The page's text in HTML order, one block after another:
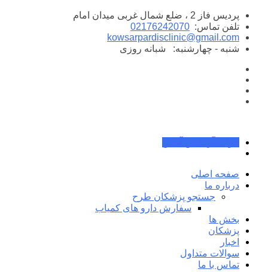
پرش
محتوا
پردیس فاز 2 ، ضلع شمال غربی میدان امام
تلفن تماس: 02176242070
kowsarpardisclinic@gmail.com
شنبه - چهارشنبه:
شبانه روزی
صفحه اصلی
درباره ما
جستجو پزشکان طرح
سفارش دارو های کمیاب
بخش ها
پزشکان
اخبار
سوالات متداول
تماس با ما